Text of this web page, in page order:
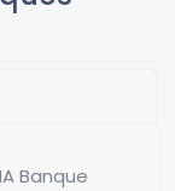
Banque